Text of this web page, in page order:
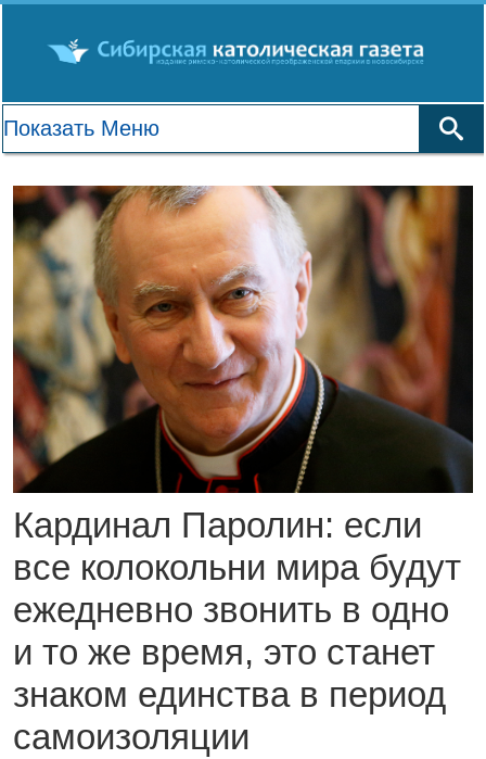
Кардинал Паролин: если
все колокольни мира будут
ежедневно звонить в одно
и то же время, это станет
знаком единства в период
самоизоляции